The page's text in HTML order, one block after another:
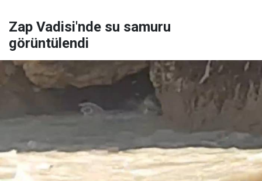
Zap Vadisi'nde su samuru
görüntülendi